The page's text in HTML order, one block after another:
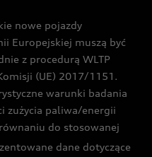
nowe pojazdy
Europejskiej muszą być
z procedurą WLTP
(UE) 2017/1151.
warunki badania
zużycia paliwa/energii
do stosowanej
dane dotyczące